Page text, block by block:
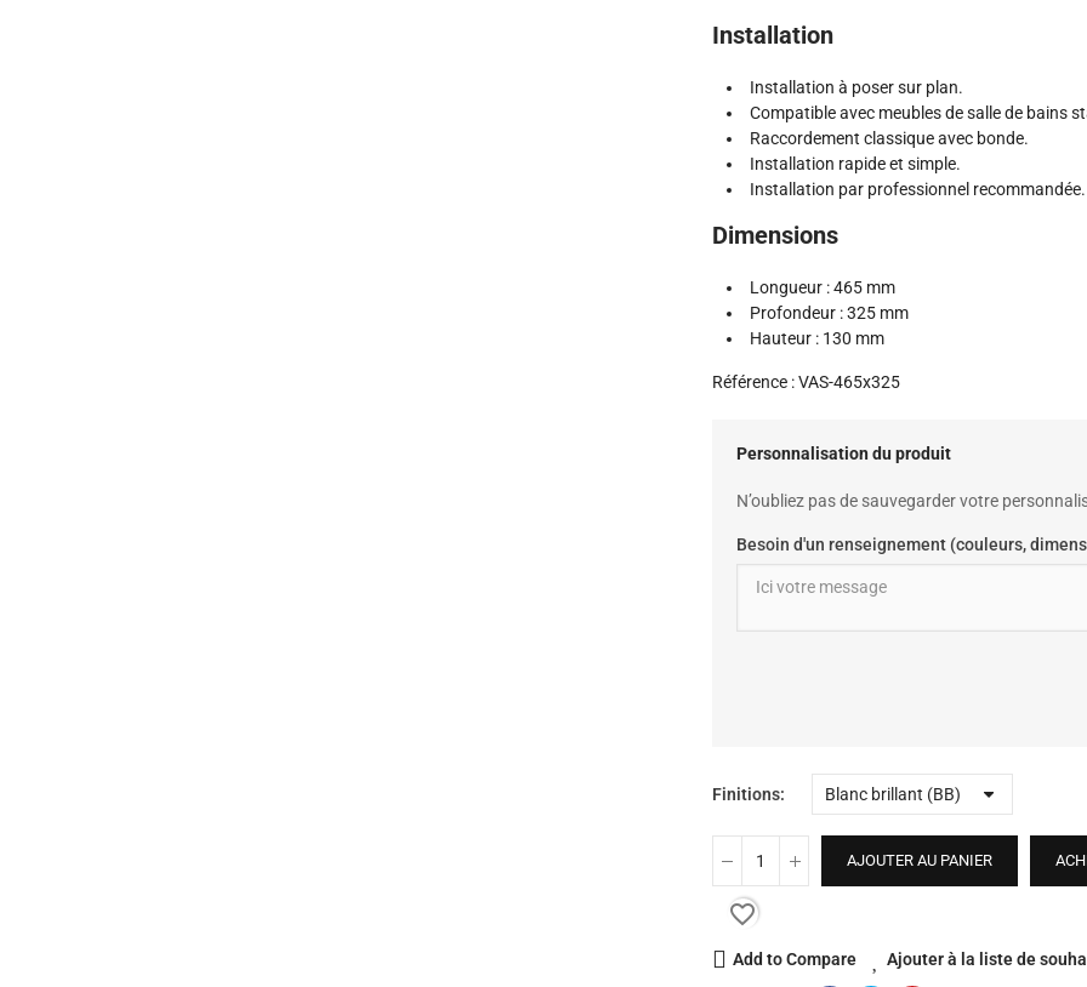
Installation
Installation à poser sur plan.
Compatible avec meubles de salle de bains
Raccordement classique avec bonde.
Installation rapide et simple.
Installation par professionnel recommandée.
Dimensions
Longueur : 465 mm
Profondeur : 325 mm
Hauteur : 130 mm
Référence : VAS-465x325
Personnalisation du produit
N’oubliez pas de sauvegarder votre
Besoin d'un renseignement (couleurs,
Finitions
AJOUTER AU PANIER
favorite_border
Add to Compare Ajouter à la liste de